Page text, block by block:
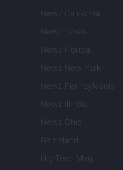
Newz California
Newz Texas
Newz Florida
Newz New York
Newz Pennsylvania
Newz Illinois
Newz Ohio
Gameland
Hig Tech Mag